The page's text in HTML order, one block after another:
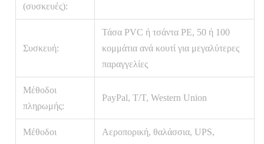
(συσκευές):
Συσκευή:
Τάσα PVC ή τσάντα PE, 50 ή 100
κομμάτια ανά κουτί για μεγαλύτερες
παραγγελίες
Μέθοδοι
πληρωμής:
PayPal, T/T, Western Union
Μέθοδοι
Αεροπορική, θαλάσσια, UPS,